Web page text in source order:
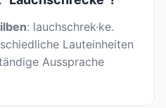
: lauchschrek·ke.
Lauteinheiten
Aussprache